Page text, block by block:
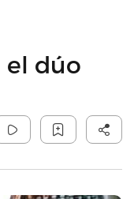
el dúo